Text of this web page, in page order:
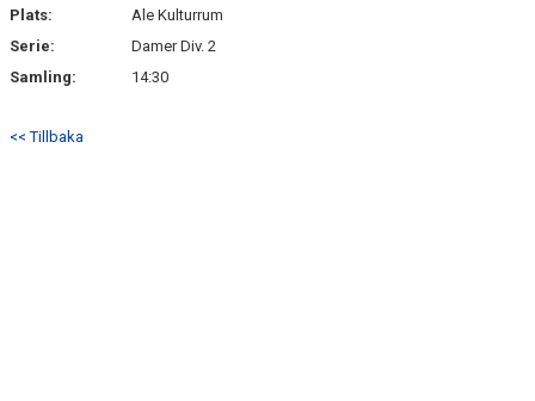
Plats:
Ale Kulturrum
Serie:
Damer Div. 2
Samling:
14:30
<< Tillbaka